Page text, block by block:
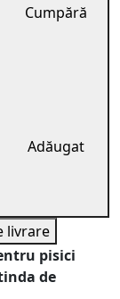
Cumpără
Adăugat
livrare
pisici
de